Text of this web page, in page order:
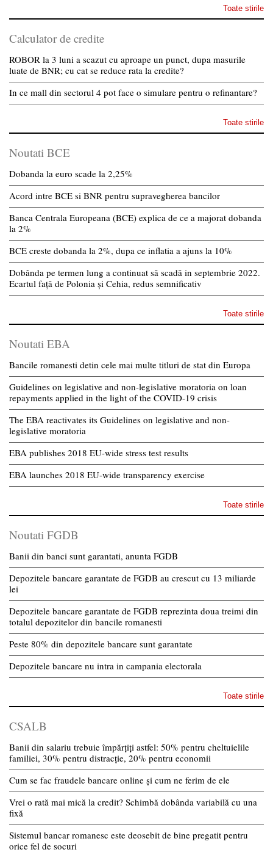
Toate stirile
Calculator de credite
ROBOR la 3 luni a scazut cu aproape un punct, dupa masurile
luate de BNR; cu cat se reduce rata la credite?
In ce mall din sectorul 4 pot face o simulare pentru o refinantare?
Toate stirile
Noutati BCE
Dobanda la euro scade la 2,25%
Acord intre BCE si BNR pentru supravegherea bancilor
Banca Centrala Europeana (BCE) explica de ce a majorat dobanda
la 2%
BCE creste dobanda la 2%, dupa ce inflatia a ajuns la 10%
Dobânda pe termen lung a continuat să scadă in septembrie 2022.
Ecartul față de Polonia și Cehia, redus semnificativ
Toate stirile
Noutati EBA
Bancile romanesti detin cele mai multe titluri de stat din Europa
Guidelines on legislative and non-legislative moratoria on loan
repayments applied in the light of the COVID-19 crisis
The EBA reactivates its Guidelines on legislative and non-
legislative moratoria
EBA publishes 2018 EU-wide stress test results
EBA launches 2018 EU-wide transparency exercise
Toate stirile
Noutati FGDB
Banii din banci sunt garantati, anunta FGDB
Depozitele bancare garantate de FGDB au crescut cu 13 miliarde
lei
Depozitele bancare garantate de FGDB reprezinta doua treimi din
totalul depozitelor din bancile romanesti
Peste 80% din depozitele bancare sunt garantate
Depozitele bancare nu intra in campania electorala
Toate stirile
CSALB
Banii din salariu trebuie împărțiți astfel: 50% pentru cheltuielile
familiei, 30% pentru distracție, 20% pentru economii
Cum se fac fraudele bancare online și cum ne ferim de ele
Vrei o rată mai mică la credit? Schimbă dobânda variabilă cu una
fixă
Sistemul bancar romanesc este deosebit de bine pregatit pentru
orice fel de socuri